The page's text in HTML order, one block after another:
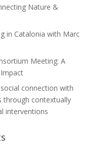
Nature &
in Catalonia with Marc
Meeting: A
connection with
through contextually
interventions